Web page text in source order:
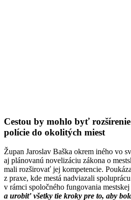
Cestou by mohlo byť
polície do okolitých miest
Župan Jaroslav Baška okrem iného vo
aj plánovanú novelizáciu zákona o
mali rozširovať jej kompetencie.
z praxe, kde mestá nadviazali
v rámci spoločného fungovania
a urobiť všetky tie kroky pre to, aby